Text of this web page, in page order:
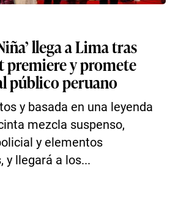
llega a Lima tras
premiere y promete
público peruano
y basada en una leyenda
mezcla suspenso,
y elementos
y llegará a los...